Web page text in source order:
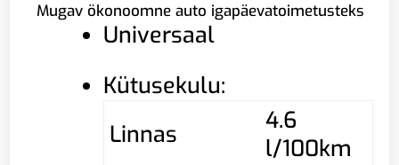
Mugav ökonoomne auto igapäevatoimetusteks
Universaal
Kütusekulu:
Linnas
4.6
l/100km